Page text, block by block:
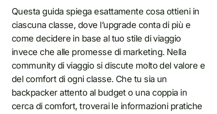
Questa guida spiega esattamente cosa ottieni in
ciascuna classe, dove l’upgrade conta di più e
come decidere in base al tuo stile di viaggio
invece che alle promesse di marketing. Nella
community di viaggio si discute molto del valore e
del comfort di ogni classe. Che tu sia un
backpacker attento al budget o una coppia in
cerca di comfort, troverai le informazioni pratiche